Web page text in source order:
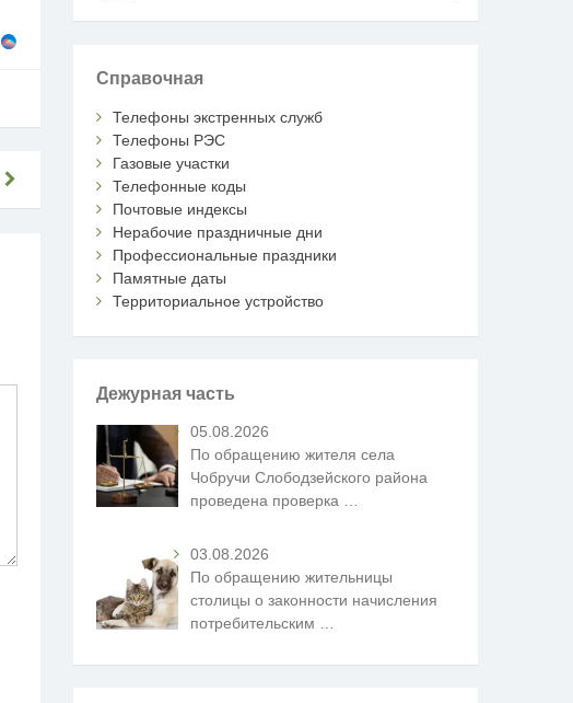
Справочная
Телефоны экстренных служб
Телефоны РЭС
Газовые участки
Телефонные коды
Почтовые индексы
Нерабочие праздничные дни
Профессиональные праздники
Памятные даты
Территориальное устройство
Дежурная часть
05.08.2026
По обращению жителя села
Чобручи Слободзейского района
проведена проверка …
03.08.2026
По обращению жительницы
столицы о законности начисления
потребительским